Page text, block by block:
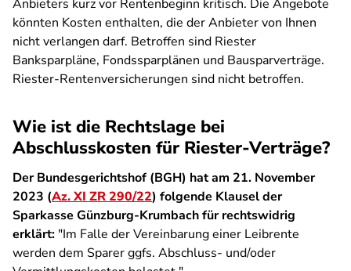
Anbieters kurz vor Rentenbeginn kritisch. Die Angebote
könnten Kosten enthalten, die der Anbieter von Ihnen
nicht verlangen darf. Betroffen sind Riester
Banksparpläne, Fondssparplänen und Bausparverträge.
Riester-Rentenversicherungen sind nicht betroffen.
Wie ist die Rechtslage bei
Abschlusskosten für Riester-Verträge?
Der Bundesgerichtshof (BGH) hat am 21. November
2023 (Az. XI ZR 290/22) folgende Klausel der
Sparkasse Günzburg-Krumbach für rechtswidrig
erklärt: "Im Falle der Vereinbarung einer Leibrente
werden dem Sparer ggfs. Abschluss- und/oder